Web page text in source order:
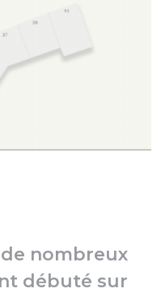
nombreux
débuté sur